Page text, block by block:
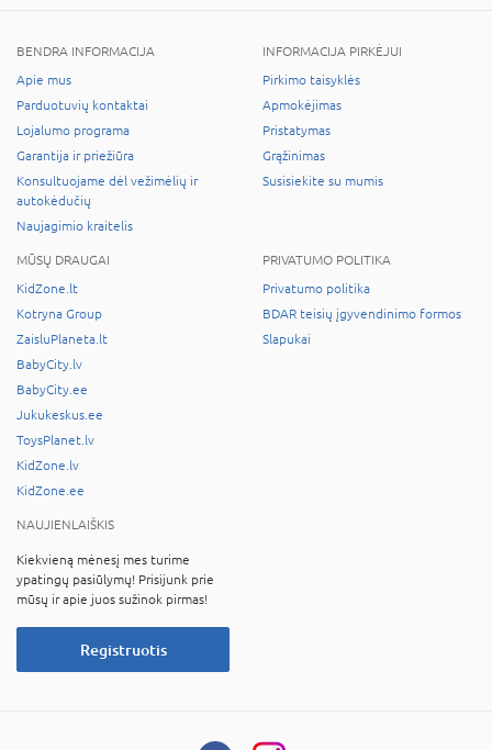
BENDRA INFORMACIJA
Apie mus
Parduotuvių kontaktai
Lojalumo programa
Garantija ir priežiūra
Konsultuojame dėl vežimėlių ir
autokėdučių
Naujagimio kraitelis
INFORMACIJA PIRKĖJUI
Pirkimo taisyklės
Apmokėjimas
Pristatymas
Grąžinimas
Susisiekite su mumis
MŪSŲ DRAUGAI
KidZone.lt
Kotryna Group
ZaisluPlaneta.lt
BabyCity.lv
BabyCity.ee
Jukukeskus.ee
ToysPlanet.lv
KidZone.lv
KidZone.ee
PRIVATUMO POLITIKA
Privatumo politika
BDAR teisių įgyvendinimo formos
Slapukai
NAUJIENLAIŠKIS
Kiekvieną mėnesį mes turime
ypatingų pasiūlymų! Prisijunk prie
mūsų ir apie juos sužinok pirmas!
Registruotis